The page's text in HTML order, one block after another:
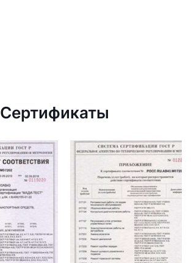
Сертификаты